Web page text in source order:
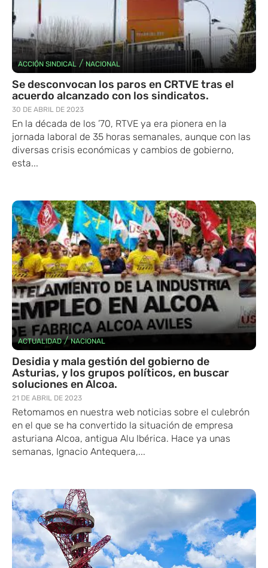
ACCIÓN SINDICAL / NACIONAL
Se desconvocan los paros en CRTVE tras el
acuerdo alcanzado con los sindicatos.
30 DE ABRIL DE 2023
En la década de los ’70, RTVE ya era pionera en la
jornada laboral de 35 horas semanales, aunque con las
diversas crisis económicas y cambios de gobierno,
esta...
ACTUALIDAD/NACIONAL
Desidia y mala gestión del gobierno de
Asturias, y los grupos políticos, en buscar
soluciones en Alcoa.
21 DE ABRIL DE 2023
Retomamos en nuestra web noticias sobre el culebrón
en el que se ha convertido la situación de empresa
asturiana Alcoa, antigua Alu Ibérica. Hace ya unas
semanas, Ignacio Antequera,...